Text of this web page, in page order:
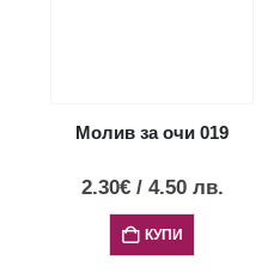
Молив за очи 019
2.30€ / 4.50 лв.
КУПИ